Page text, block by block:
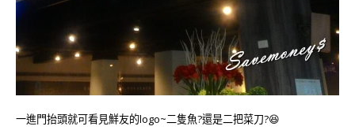
一進門抬頭就可看見鮮友的logo~二隻魚?還是二把菜刀?😆